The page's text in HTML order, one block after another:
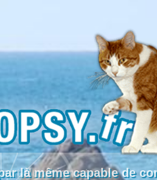
là même capable de